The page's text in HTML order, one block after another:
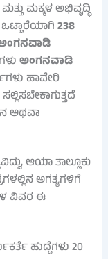
ಮಕ್ಕಳ ಅಭಿವೃದ್ಧಿ
238
ಅಂಗನವಾಡಿ
ಹಾವೇರಿ
ಅಥವಾ
ಆಯಾ ತಾಲ್ಲೂಕು
ಅಗತ್ಯಗಳಿಗೆ
ವಿವರ ಈ
ಹುದ್ದೆಗಳು 20